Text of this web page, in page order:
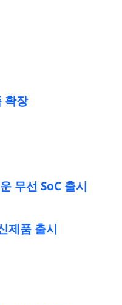
확장
무선 SoC 출시
제품 출시